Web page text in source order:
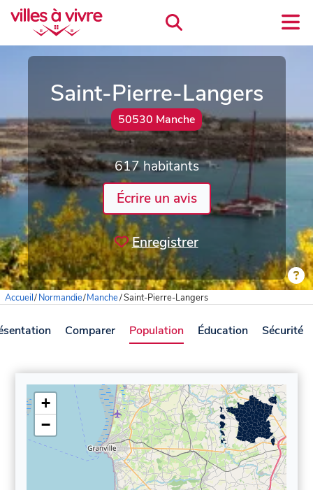
Saint-Pierre-Langers
50530 Manche
617 habitants
Écrire un avis
Enregistrer
Accueil/Normandie/Manche/Saint-Pierre-Langers
Comparer Population Éducation Sécurité
+
−